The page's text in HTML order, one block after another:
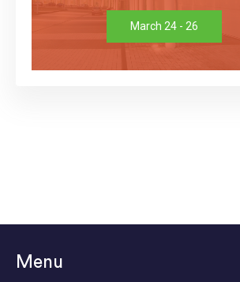
March 24 - 26
Menu